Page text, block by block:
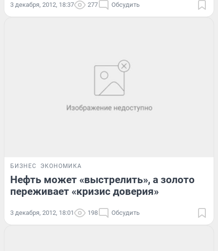
3 декабря, 2012, 18:37 277 Обсудить
БИЗНЕС ЭКОНОМИКА
Нефть может «выстрелить», а золото
переживает «кризис доверия»
3 декабря, 2012, 18:01 198 Обсудить